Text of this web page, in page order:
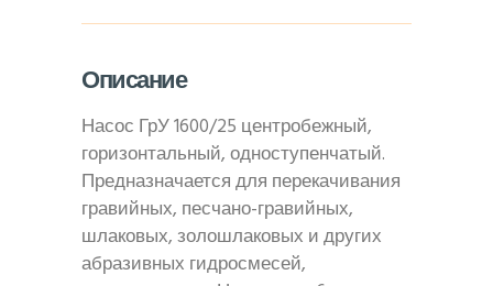
Описание
Насос ГрУ 1600/25 центробежный,
горизонтальный, одноступенчатый.
Предназначается для перекачивания
гравийных, песчано-гравийных,
шлаковых, золошлаковых и других
абразивных гидросмесей,